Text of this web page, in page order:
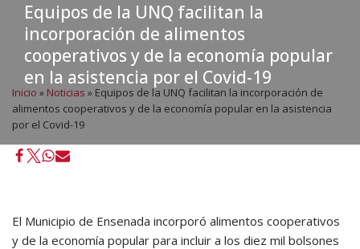
Equipos de la UNQ facilitan la
incorporación de alimentos
cooperativos y de la economía popular
en la asistencia por el Covid-19
Inicio » Noticias » Equipos de la UNQ facilitan la incorporación de
alimentos cooperativos y de la economía popular en la asistencia
por el Covid-19
El Municipio de Ensenada incorporó alimentos cooperativos
y de la economía popular para incluir a los diez mil bolsones